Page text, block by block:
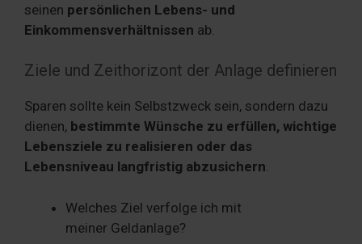
seinen persönlichen Lebens- und
Einkommensverhältnissen ab.
Ziele und Zeithorizont der Anlage definieren
Sparen sollte kein Selbstzweck sein, sondern dazu
dienen, bestimmte Wünsche zu erfüllen, wichtige
Lebensziele zu realisieren oder das
Lebensniveau langfristig abzusichern.
Welches Ziel verfolge ich mit
meiner Geldanlage?